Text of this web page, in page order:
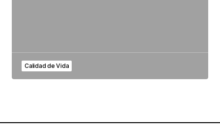
Calidad de Vida